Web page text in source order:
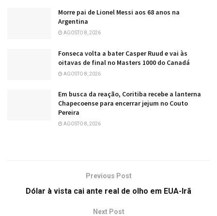
Morre pai de Lionel Messi aos 68 anos na
Argentina
AGOSTO 8, 2026
Fonseca volta a bater Casper Ruud e vai às
oitavas de final no Masters 1000 do Canadá
AGOSTO 8, 2026
Em busca da reação, Coritiba recebe a lanterna
Chapecoense para encerrar jejum no Couto
Pereira
AGOSTO 8, 2026
Previous Post
Dólar à vista cai ante real de olho em EUA-Irã
Next Post